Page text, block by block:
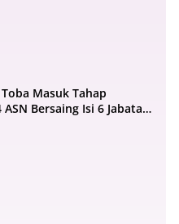
Masuk Tahap
ASN Bersaing Isi 6 Jabatan